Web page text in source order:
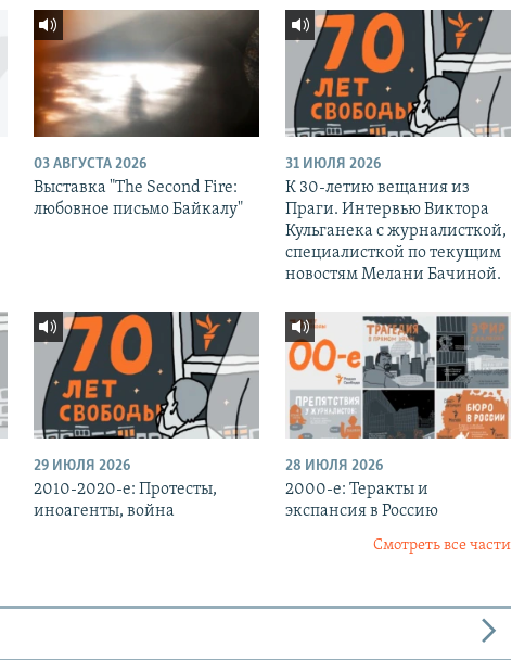
03 АВГУСТА 2026
Выставка "The Second Fire:
любовное письмо Байкалу"
31 ИЮЛЯ 2026
К 30-летию вещания из
Праги. Интервью Виктора
Кульганека с журналисткой,
специалисткой по текущим
новостям Мелани Бачиной.
29 ИЮЛЯ 2026
2010-2020-е: Протесты,
иноагенты, война
28 ИЮЛЯ 2026
2000-е: Теракты и
экспансия в Россию
Смотреть все части